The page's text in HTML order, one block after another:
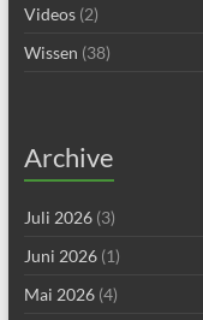
Videos(2)
Wissen (38)
Archive
Juli 2026(3)
Juni 2026(1)
Mai 2026(4)